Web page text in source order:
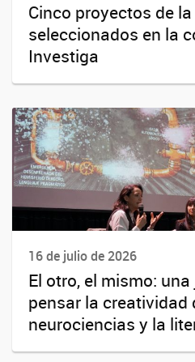
Cinco proyectos de
seleccionados en la
Investiga
16 de julio de 2026
El otro, el mismo:
pensar la creatividad
neurociencias y la